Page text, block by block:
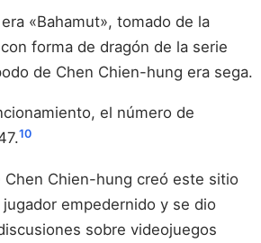
«Bahamut», tomado de la
forma de dragón de la serie
de Chen Chien-hung era sega.
el número de
10
Chen Chien-hung creó este sitio
empedernido y se dio
sobre videojuegos